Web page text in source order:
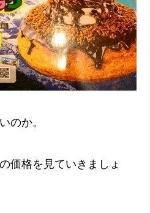
のか。
価格を見ていきましょ